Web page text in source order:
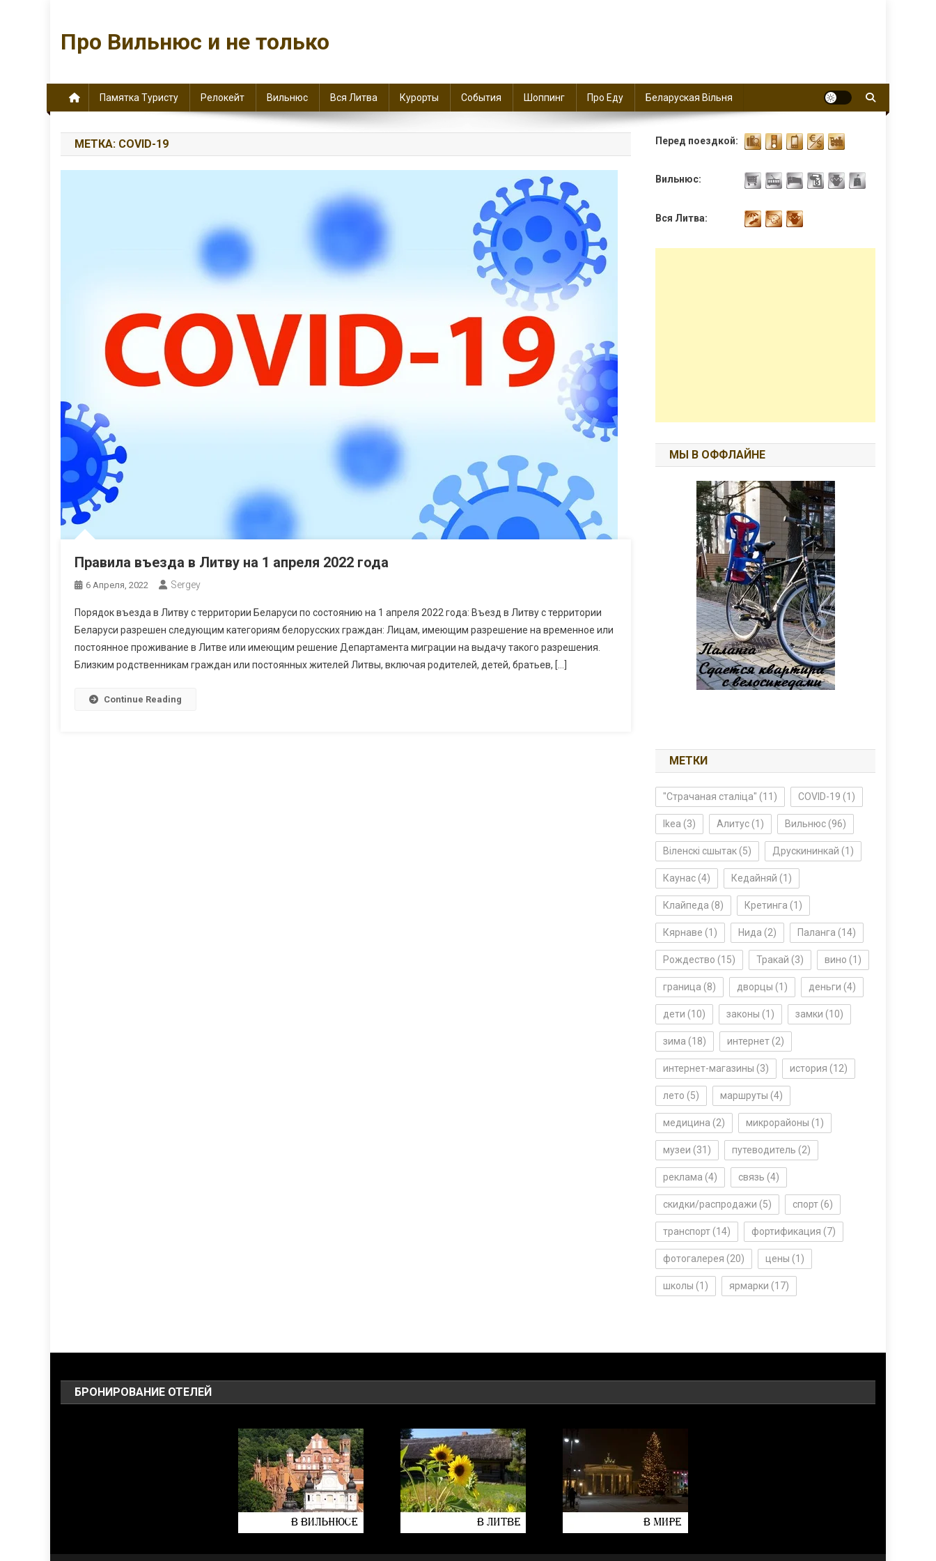
содержимому
Про Вильнюс и не только
Памятка Туристу Релокейт Вильнюс Вся Литва Курорты События Шоппинг Про Еду Беларуская Вільня
МЕТКА: COVID-19
Правила въезда в Литву на 1 апреля 2022 года
6 Апреля, 2022 Sergey
Порядок въезда в Литву с территории Беларуси по состоянию на 1 апреля 2022 года: Въезд в Литву с территории
Беларуси разрешен следующим категориям белорусских граждан: Лицам, имеющим разрешение на временное или
постоянное проживание в Литве или имеющим решение Департамента миграции на выдачу такого разрешения.
Близким родственникам граждан или постоянных жителей Литвы, включая родителей, детей, братьев, […]
Continue Reading
Перед поездкой:
Вильнюс:
Вся Литва:
МЫ В ОФФЛАЙНЕ
МЕТКИ
"Страчаная сталіца" (11) COVID-19 (1)
Ikea (3) Алитус (1) Вильнюс (96)
Віленскі сшытак (5) Друскининкай (1)
Каунас (4) Кедайняй (1)
Клайпеда (8) Кретинга (1)
Кярнаве (1) Нида (2) Паланга (14)
Рождество (15) Тракай (3) вино (1)
граница (8) дворцы (1) деньги (4)
дети (10) законы (1) замки (10)
зима (18) интернет (2)
интернет-магазины (3) история (12)
лето (5) маршруты (4)
медицина (2) микрорайоны (1)
музеи (31) путеводитель (2)
реклама (4) связь (4)
скидки/распродажи (5) спорт (6)
транспорт (14) фортификация (7)
фотогалерея (20) цены (1)
школы (1) ярмарки (17)
БРОНИРОВАНИЕ ОТЕЛЕЙ